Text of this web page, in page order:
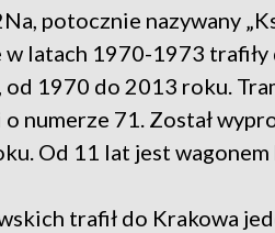
potocznie nazywany
latach 1970-1973 trafiły
1970 do 2013 roku.
numerze 71. Został
Od 11 lat jest
trafił do Krakowa